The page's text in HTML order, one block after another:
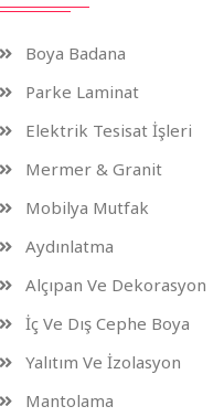
Boya Badana
Parke Laminat
Elektrik Tesisat İşleri
Mermer & Granit
Mobilya Mutfak
Aydınlatma
Alçıpan Ve Dekorasyon
İç Ve Dış Cephe Boya
Yalıtım Ve İzolasyon
Mantolama